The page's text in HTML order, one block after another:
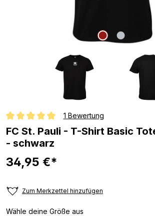
Durchschnittliche Bewertung von 5 von 5
1 Bewertung
FC St. Pauli - T-Shirt Basic
- schwarz
34,95 €*
Zum Merkzettel hinzufügen
Wähle deine Größe aus